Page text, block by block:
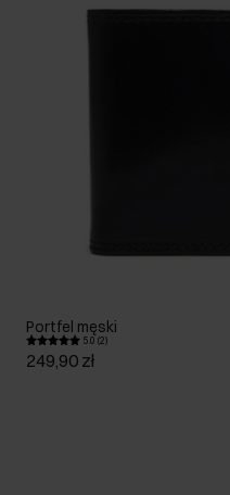
Portfel męski
5.0 (2)
249,90 zł